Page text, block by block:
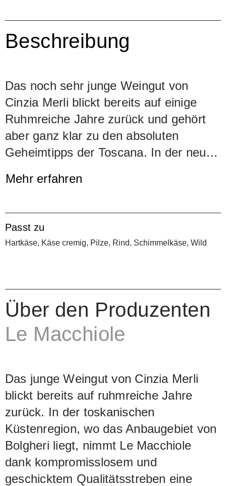
Beschreibung
Das noch sehr junge Weingut von
Cinzia Merli blickt bereits auf einige
Ruhmreiche Jahre zurück und gehört
aber ganz klar zu den absoluten
Geheimtipps der Toscana. In der neu
nimmt Le Macchiole dank dem
Cabernet Franc produziert Macchiole
drei reinsortige Weine aus Cabernet
Franc (Paleo), Merlot (Messorio) und
aus Syrah (Scrio). Im letzteren zeigen
Beeren in einer herrlichen Fülle, die
sich im Gaumen fortsetzt und den Wein
zum eindrücklichen Erlebnis macht.
Seit mehreren Jahren ist Le Macchiole
auch biozertifiziert, was aber bisher
nicht auf den Etiketten aufscheint.
Mehr erfahren
Passt zu
Hartkäse, Käse cremig, Pilze, Rind, Schimmelkäse, Wild
Über den Produzenten
Le Macchiole
Das junge Weingut von Cinzia Merli
blickt bereits auf ruhmreiche Jahre
zurück. In der toskanischen
Küstenregion, wo das Anbaugebiet von
Bolgheri liegt, nimmt Le Macchiole
dank kompromisslosem und
geschicktem Qualitätsstreben eine